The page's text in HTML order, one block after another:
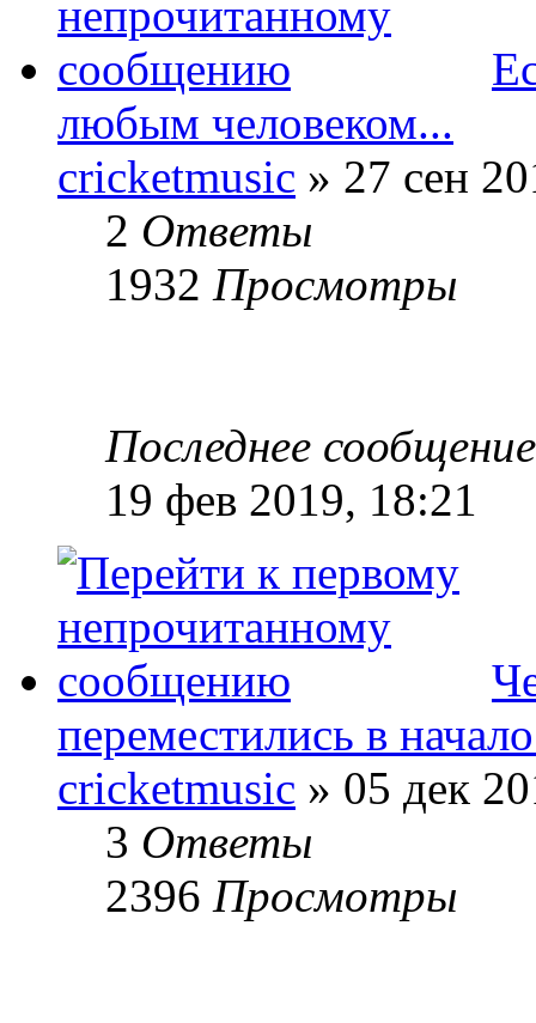
любым человеком...
cricketmusic » 27 сен
2 Ответы
1932 Просмотры
Последнее
19 фев 2019, 18:21
переместились в
cricketmusic » 05 дек
3 Ответы
2396 Просмотры